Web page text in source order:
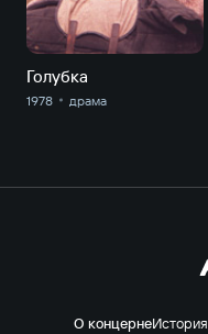
Голубка
1978 драма
О концернеИстория